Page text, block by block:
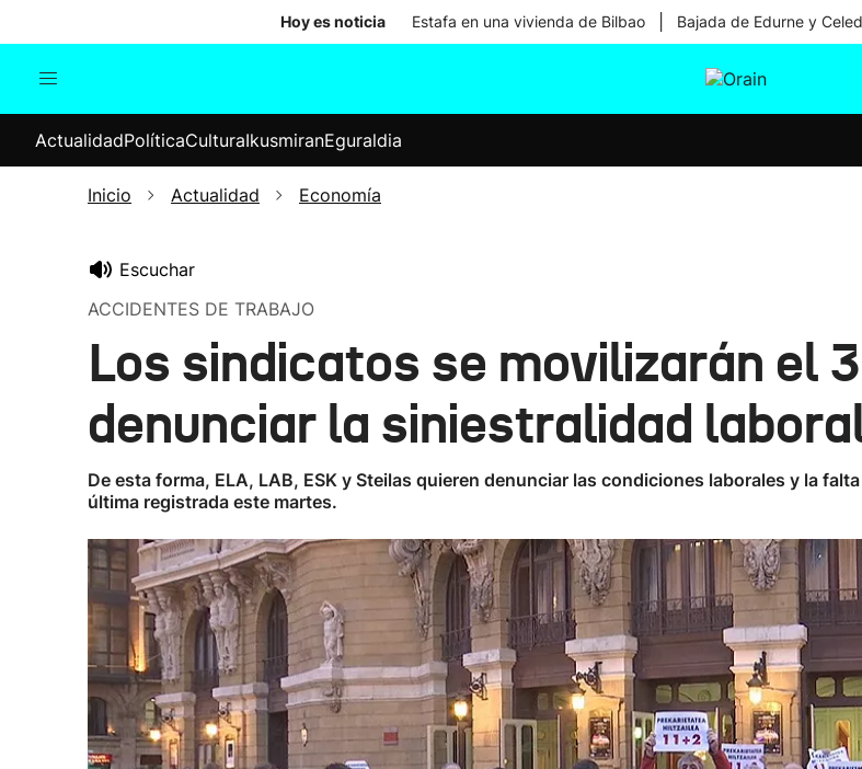
Hoy es noticia Estafa en una vivienda de Bilbao Bajada de Edurne y
Internacional
Elecciones
ActualidadPolíticaCulturaIkusmiranEguraldia
Inicio Actualidad Economía
Escuchar
ACCIDENTES DE TRABAJO
Los sindicatos se movilizarán el
denunciar la siniestralidad
De esta forma, ELA, LAB, ESK y Steilas quieren denunciar las condiciones laborales y la
última registrada este martes.